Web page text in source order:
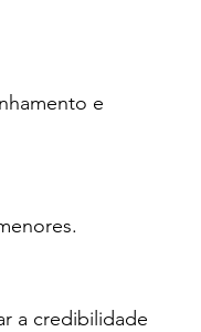
e
a credibilidade